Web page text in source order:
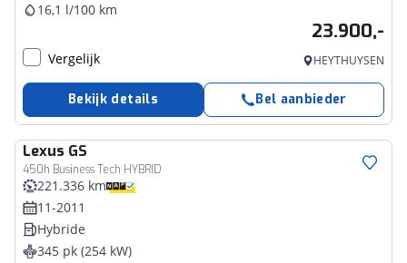
16,1 l/100 km
23.900,-
Vergelijk HEYTHUYSEN
Bekijk details Bel aanbieder
Lexus GS
450h Business Tech HYBRID
221.336 km
11-2011
Hybride
345 pk (254 kW)